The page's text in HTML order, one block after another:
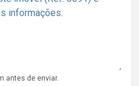
antes de enviar.